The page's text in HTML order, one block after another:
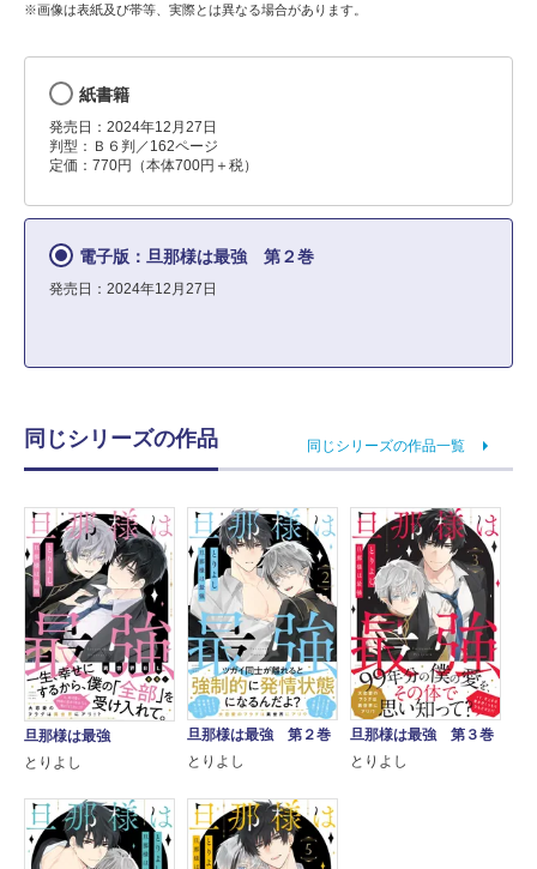
※画像は表紙及び帯等、実際とは異なる場合があります。
紙書籍
発売日：2024年12月27日
判型：Ｂ６判／162ページ
定価：770円（本体700円＋税）
電子版：旦那様は最強 第２巻
発売日：2024年12月27日
同じシリーズの作品 同じシリーズの作品一覧
旦那様は最強
とりよし
旦那様は最強 第２巻
とりよし
旦那様は最強 第３巻
とりよし